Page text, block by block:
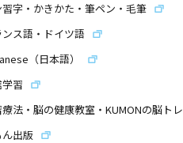
字・かきかた・筆ペン・毛筆
ンス語・ドイツ語
（日本語）
習
法・脳の健康教室・KUMONの脳トレ
ん出版